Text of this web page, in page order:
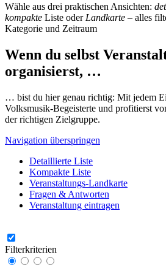
Wähle aus drei praktischen Ansichten:
kompakte Liste oder Landkarte – alles
Kategorie und Zeitraum
Wenn du selbst
organisierst, …
… bist du hier genau richtig: Mit jedem
Volksmusik-Begeisterte und profitierst
der richtigen Zielgruppe.
Navigation überspringen
Detaillierte Liste
Kompakte Liste
Veranstaltungs-Landkarte
Fragen & Antworten
Veranstaltung eintragen
Filterkriterien